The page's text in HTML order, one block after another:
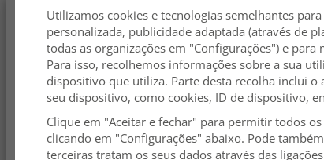
Utilizamos cookies e tecnologias semelhantes
personalizada, publicidade adaptada (através de
todas as organizações em "Configurações") e
Para isso, recolhemos informações sobre a sua
dispositivo que utiliza. Parte desta recolha inclui
seu dispositivo, como cookies, ID de dispositivo,
Clique em "Aceitar e fechar" para permitir todos
clicando em "Configurações" abaixo. Pode
terceiras tratam os seus dados através das